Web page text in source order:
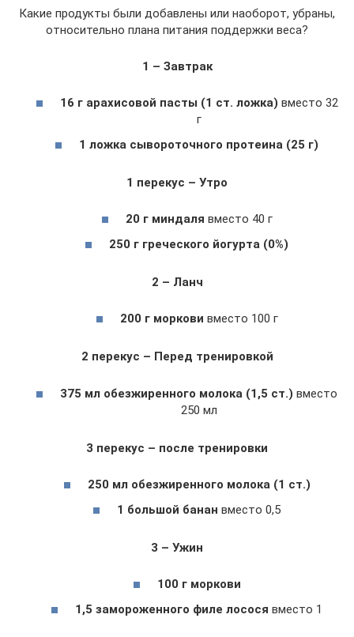
Какие продукты были добавлены или наоборот, убраны,
относительно плана питания поддержки веса?
1 – Завтрак
16 г арахисовой пасты (1 ст. ложка) вместо 32
г
1 ложка сывороточного протеина (25 г)
1 перекус – Утро
20 г миндаля вместо 40 г
250 г греческого йогурта (0%)
2 – Ланч
200 г моркови вместо 100 г
2 перекус – Перед тренировкой
375 мл обезжиренного молока (1,5 ст.) вместо
250 мл
3 перекус – после тренировки
250 мл обезжиренного молока (1 ст.)
1 большой банан вместо 0,5
3 – Ужин
100 г моркови
1,5 замороженного филе лосося вместо 1